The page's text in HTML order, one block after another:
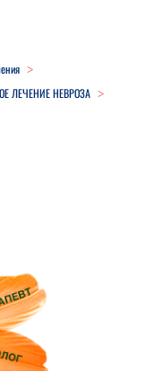
>
ЛЕЧЕНИЕ НЕВРОЗА >